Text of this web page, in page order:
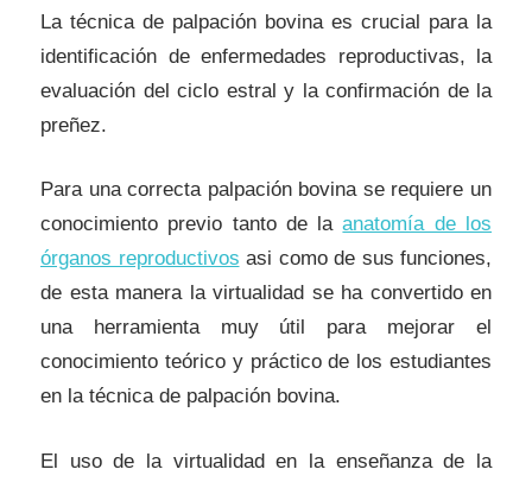
La técnica de palpación bovina es crucial para la
identificación de enfermedades reproductivas, la
evaluación del ciclo estral y la confirmación de la
preñez.
Para una correcta palpación bovina se requiere un
conocimiento previo tanto de laanatomía de los
órganos reproductivos asi como de sus funciones,
de esta manera la virtualidad se ha convertido en
una herramienta muy útil para mejorar el
conocimiento teórico y práctico de los estudiantes
en la técnica de palpación bovina.
El uso de la virtualidad en la enseñanza de la